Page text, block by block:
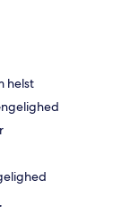
helst